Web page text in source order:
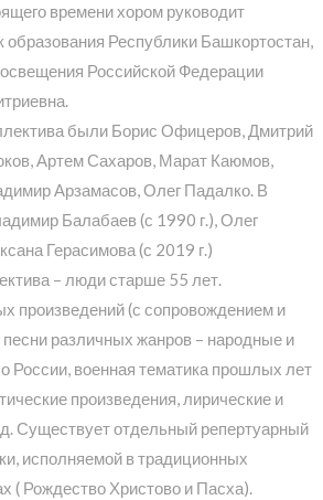
времени хором руководит
Республики Башкортостан,
Российской Федерации
были Борис Офицеров, Дмитрий
Артем Сахаров, Марат Каюмов,
Арзамасов, Олег Падалко. В
Балабаев (с 1990 г.), Олег
Герасимова (с 2019 г.)
– люди старше 55 лет.
произведений (с сопровождением и
различных жанров – народные и
России, военная тематика прошлых лет
произведения, лирические и
Существует отдельный репертуарный
исполняемой в традиционных
( Рождество Христово и Пасха).